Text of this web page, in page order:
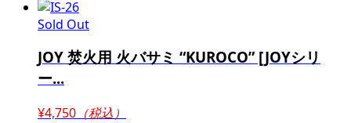
Sold Out
JOY 焚火用 火バサミ “KUROCO” [JOYシリ
ー...
¥4,750 （税込）